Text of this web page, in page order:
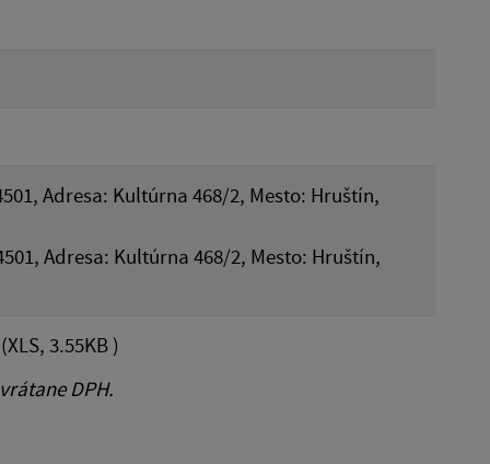
Adresa: Kultúrna 468/2, Mesto: Hruštín,
Adresa: Kultúrna 468/2, Mesto: Hruštín,
(XLS, 3.55KB )
DPH.